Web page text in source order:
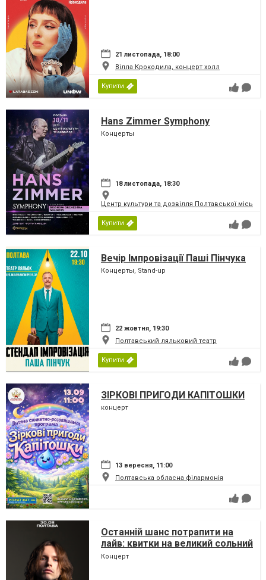
21 листопада, 18:00
Вілла Крокодила, концерт холл
Купити
Hans Zimmer Symphony
Концерты
18 листопада, 18:30
Центр культури та дозвілля Полтавської
Купити
Вечір Імпровізації Паші Пінчука
Концерты, Stand-up
22 жовтня, 19:30
Полтавський ляльковий театр
Купити
ЗІРКОВІ ПРИГОДИ КАПІТОШКИ
концерт
13 вересня, 11:00
Полтавська обласна філармонія
Останній шанс потрапити на
лайв: квитки на великий сольний
концерт Nikow у Полтаві
Концерт